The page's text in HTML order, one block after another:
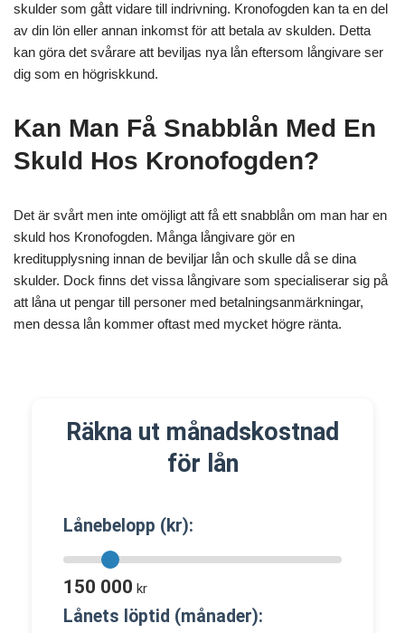
skulder som gått vidare till indrivning. Kronofogden kan ta en del
av din lön eller annan inkomst för att betala av skulden. Detta
kan göra det svårare att beviljas nya lån eftersom långivare ser
dig som en högriskkund.
Kan Man Få Snabblån Med En
Skuld Hos Kronofogden?
Det är svårt men inte omöjligt att få ett snabblån om man har en
skuld hos Kronofogden. Många långivare gör en
kreditupplysning innan de beviljar lån och skulle då se dina
skulder. Dock finns det vissa långivare som specialiserar sig på
att låna ut pengar till personer med betalningsanmärkningar,
men dessa lån kommer oftast med mycket högre ränta.
Räkna ut månadskostnad
för lån
Lånebelopp (kr):
150 000 kr
Lånets löptid (månader):